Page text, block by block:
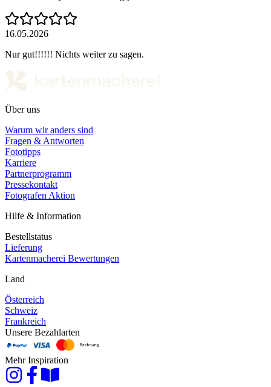
16.05.2026
Nur gut!!!!!! Nichts weiter zu sagen.
Über uns
Warum wir anders sind
Fragen & Antworten
Fototipps
Karriere
Partnerprogramm
Pressekontakt
Fotografen Aktion
Hilfe & Information
Bestellstatus
Lieferung
Kartenmacherei Bewertungen
Land
Österreich
Schweiz
Frankreich
Unsere Bezahlarten
Mehr Inspiration